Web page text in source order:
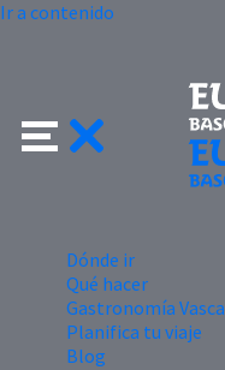
Ir a contenido
Dónde ir
Qué hacer
Gastronomía Vasca
Planifica tu viaje
Blog